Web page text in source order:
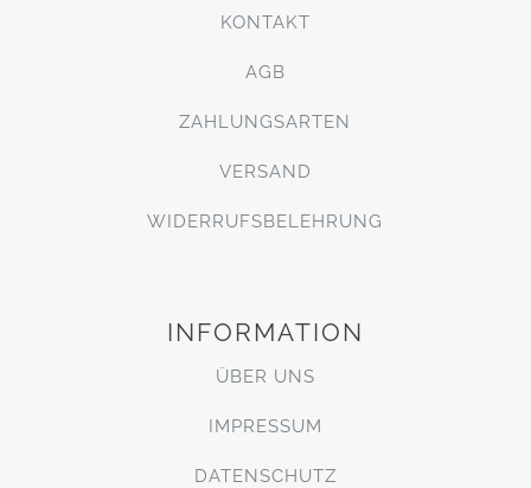
KONTAKT
AGB
ZAHLUNGSARTEN
VERSAND
WIDERRUFSBELEHRUNG
INFORMATION
ÜBER UNS
IMPRESSUM
DATENSCHUTZ